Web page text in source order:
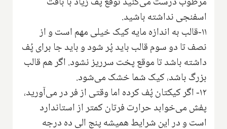
اسفنجی نداشته باشید.
۱۱-قالب به اندازه مایه کیک خیلی مهم است و از
نصف تا دو سوم قالب باید پُر شود و باید جا برای پُف
داشته باشد تا موقع پخت سرریز نشود. اگر هم قالب
بزرگ باشد، کیک شما خشک می‌شود.
۱۲- اگر کیکتان پُف کرده اما وقتی از فر در می‌آورید،
پفش می‌خوابد حرارت فرتان کمتر از استاندارد
است و در این شرایط همیشه پنج الی ده درجه